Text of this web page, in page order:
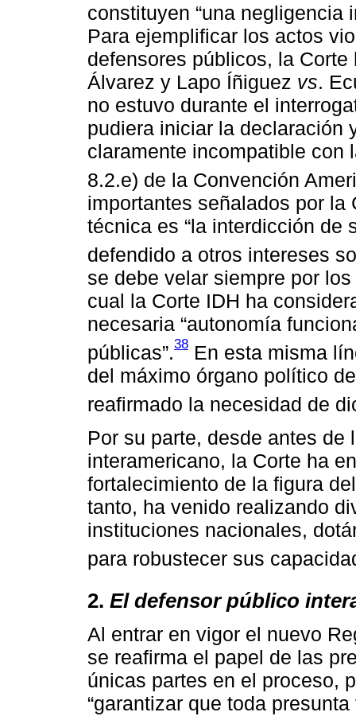
constituyen “una negligencia
Para ejemplificar los actos
defensores públicos, la
Álvarez y Lapo Íñiguez vs.
no estuvo durante el
pudiera iniciar la declaración
claramente incompatible con
8.2.e) de la Convención
importantes señalados por la
técnica es “la interdicción de
defendido a otros intereses
se debe velar siempre por
cual la Corte IDH ha
necesaria “autonomía
públicas”.38 En esta misma
del máximo órgano político
reafirmado la necesidad de
Por su parte, desde antes
interamericano, la Corte ha
fortalecimiento de la figura
tanto, ha venido realizando
instituciones nacionales,
para robustecer sus
2. El defensor público
Al entrar en vigor el nuevo
se reafirma el papel de las
únicas partes en el proceso,
“garantizar que toda